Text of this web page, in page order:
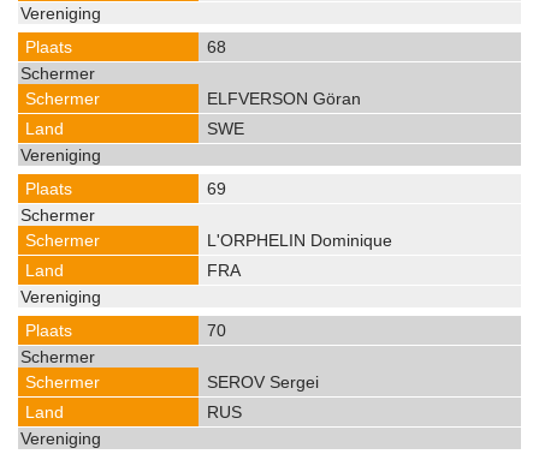
68
ELFVERSON Göran
SWE
69
L'ORPHELIN Dominique
FRA
70
SEROV Sergei
RUS